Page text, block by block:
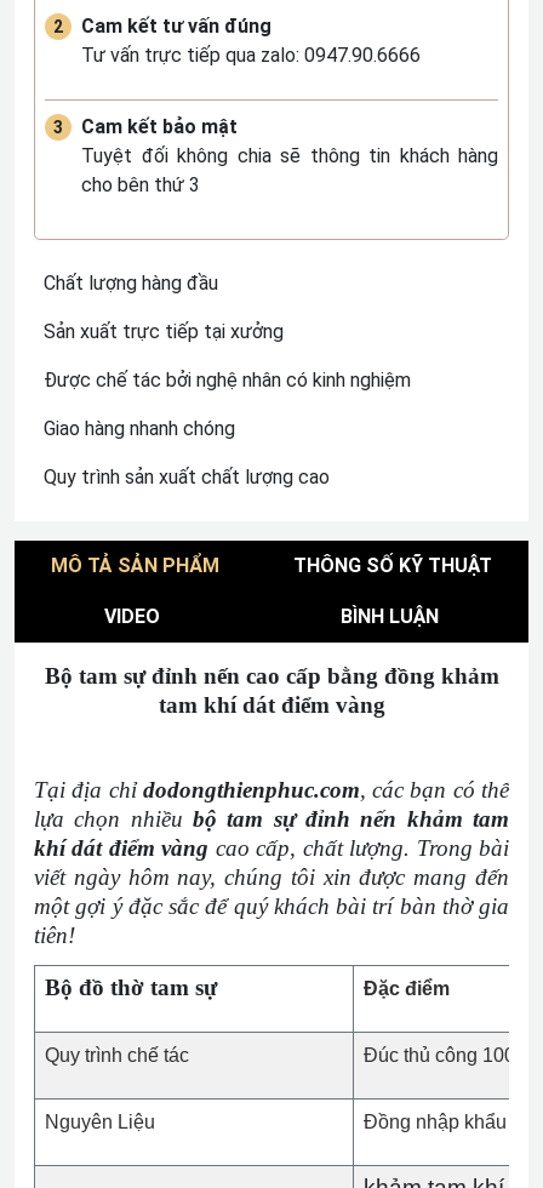
Cam kết tư vấn đúng
Tư vấn trực tiếp qua zalo: 0947.90.6666
Cam kết bảo mật
Tuyệt đối không chia sẽ thông tin khách hàng
cho bên thứ 3
Chất lượng hàng đầu
Sản xuất trực tiếp tại xưởng
Được chế tác bởi nghệ nhân có kinh nghiệm
Giao hàng nhanh chóng
Quy trình sản xuất chất lượng cao
MÔ TẢ SẢN PHẨM THÔNG SỐ KỸ THUẬT
VIDEO BÌNH LUẬN
Bộ tam sự đỉnh nến cao cấp bằng đồng khảm
tam khí dát điểm vàng
Tại địa chỉdodongthienphuc.com, các bạn có thể
lựa chọn nhiều bộ tam sự đỉnh nến khảm tam
khí dát điểm vàng cao cấp, chất lượng. Trong bài
viết ngày hôm nay, chúng tôi xin được mang đến
một gợi ý đặc sắc để quý khách bài trí bàn thờ gia
tiên!
Bộ đồ thờ tam sự Đặc điểm
Quy trình chế tác Đúc thủ công 100%
Nguyên Liệu Đồng nhập khẩu